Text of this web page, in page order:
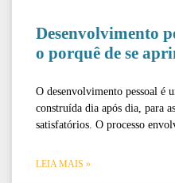
Desenvolvimento
o porquê de se
O desenvolvimento pessoal é
construída dia após dia, para
satisfatórios. O processo
LEIA MAIS »